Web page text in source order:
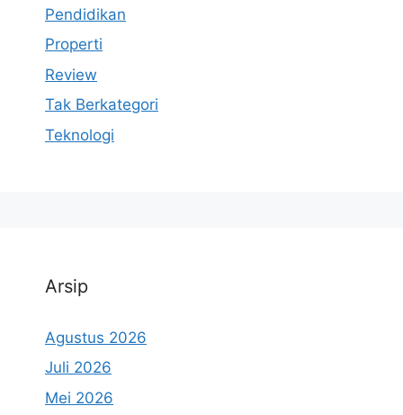
Pendidikan
Properti
Review
Tak Berkategori
Teknologi
Arsip
Agustus 2026
Juli 2026
Mei 2026